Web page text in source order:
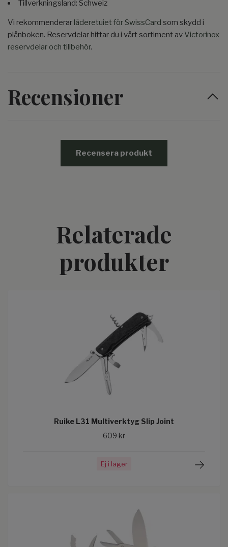
Tillverkningsland: Schweiz
Vi rekommenderar läderetuiet för SwissCard som skydd i
plånboken. Reservdelar hittar du i vårt sortiment av Victorinox
reservdelar och tillbehör.
Recensioner
Recensera produkt
Relaterade
produkter
Ruike L31 Multiverktyg Slip Joint
609 kr
Ej i lager